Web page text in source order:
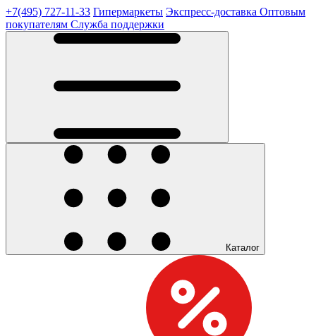
+7(495) 727-11-33 Гипермаркеты Экспресс-доставка Оптовым
покупателям Служба поддержки
Каталог